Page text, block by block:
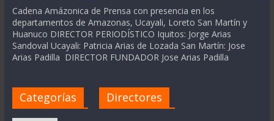
Cadena Amázonica de Prensa con presencia en los
departamentos de Amazonas, Ucayali, Loreto San Martín y
Huanuco DIRECTOR PERIODÍSTICO Iquitos: Jorge Arias
Sandoval Ucayali: Patricia Arias de Lozada San Martín: Jose
Arias Padilla DIRECTOR FUNDADOR Jose Arias Padilla
Categorías Directores